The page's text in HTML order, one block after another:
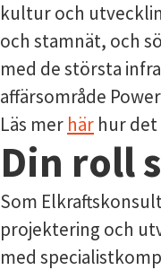
kultur och
och stamnät, och
med de största
affärsområde
Läs mer här hur det
Din roll
Som
projektering och
med